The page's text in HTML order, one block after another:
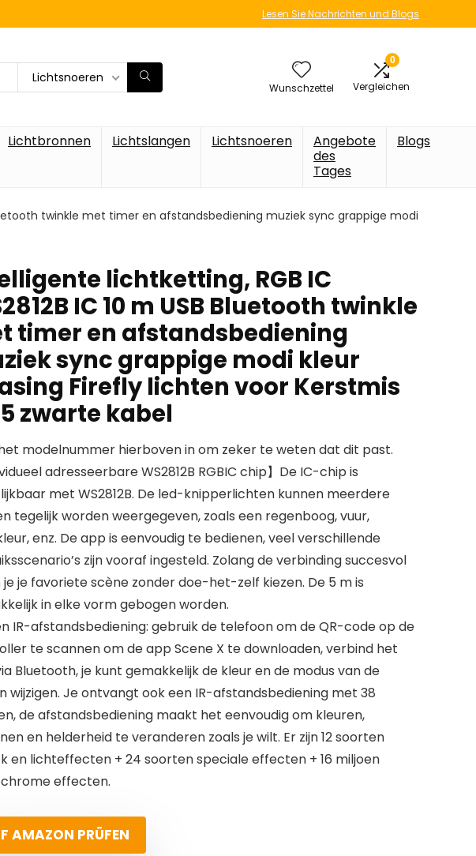
Lesen Sie Nachrichten und Blogs
Lichtsnoeren
Wunschzettel
0
Vergleichen
Lichtbronnen Lichtslangen Lichtsnoeren
Angebote
des
Tages
Blogs
twinkle met timer en afstandsbediening muziek sync grappige modi
lichtketting, RGB IC
IC 10 m USB Bluetooth twinkle
timer en afstandsbediening
sync grappige modi kleur
Firefly lichten voor Kerstmis
zwarte kabel
modelnummer hierboven in om zeker te weten dat dit past.
adresseerbare WS2812B RGBIC chip】De IC-chip is
met WS2812B. De led-knipperlichten kunnen meerdere
tegelijk worden weergegeven, zoals een regenboog, vuur,
enz. De app is eenvoudig te bedienen, veel verschillende
zijn vooraf ingesteld. Zolang de verbinding succesvol
je je favoriete scène zonder doe-het-zelf kiezen. De 5 m is
in elke vorm gebogen worden.
IR-afstandsbediening: gebruik de telefoon om de QR-code op de
te scannen om de app Scene X te downloaden, verbind het
Bluetooth, je kunt gemakkelijk de kleur en de modus van de
wijzigen. Je ontvangt ook een IR-afstandsbediening met 38
de afstandsbediening maakt het eenvoudig om kleuren,
en helderheid te veranderen zoals je wilt. Er zijn 12 soorten
en lichteffecten + 24 soorten speciale effecten + 16 miljoen
effecten.
AMAZON PRÜFEN